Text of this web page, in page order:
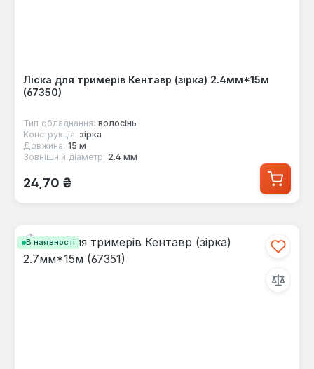
Ліска для тримерів Кентавр (зірка) 2.4мм*15м
(67350)
Тип обладнання: волосінь
Конструкція: зірка
Довжина: 15 м
Зовнішній діаметр: 2.4 мм
Звичайна ціна:
24,70 ₴
В наявності